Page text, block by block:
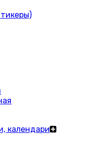
календари